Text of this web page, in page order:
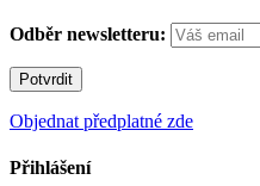
Odběr newsletteru:
Objednat předplatné zde
Přihlášení